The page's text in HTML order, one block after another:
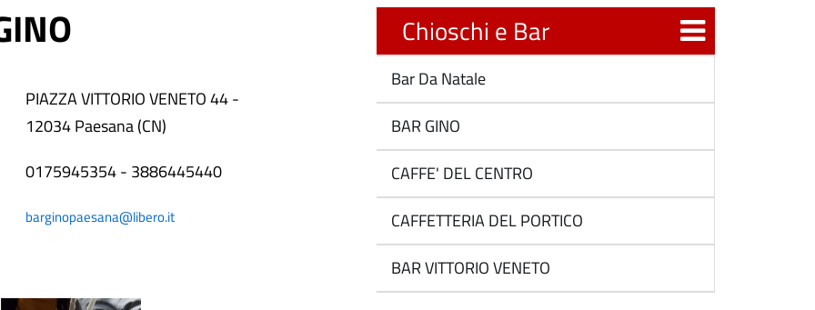
PIAZZA VITTORIO VENETO 44 -
12034 Paesana (CN)
0175945354 - 3886445440
barginopaesana@libero.it
Chioschi e Bar
Bar Da Natale
BAR GINO
CAFFE' DEL CENTRO
CAFFETTERIA DEL PORTICO
BAR VITTORIO VENETO